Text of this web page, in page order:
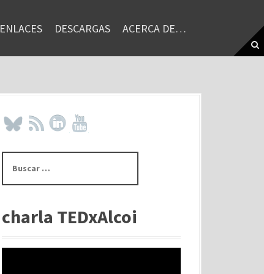
ENLACES DESCARGAS ACERCA DE…
s
rcharla TEDxAlcoi